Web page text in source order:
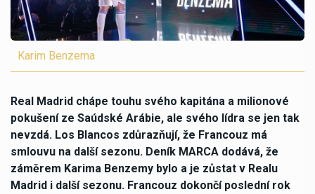
Karim Benzema
Real Madrid chápe touhu svého kapitána a milionové
pokušení ze Saúdské Arábie, ale svého lídra se jen tak
nevzdá. Los Blancos zdůrazňují, že Francouz má
smlouvu na další sezonu. Deník MARCA dodává, že
záměrem Karima Benzemy bylo a je zůstat v Realu
Madrid i další sezonu. Francouz dokončí poslední rok